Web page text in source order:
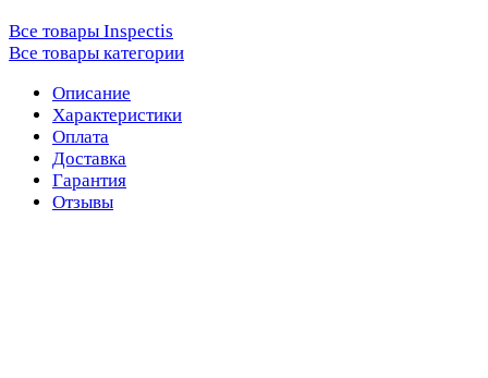
Все товары Inspectis
Все товары категории
Описание
Характеристики
Оплата
Доставка
Гарантия
Отзывы